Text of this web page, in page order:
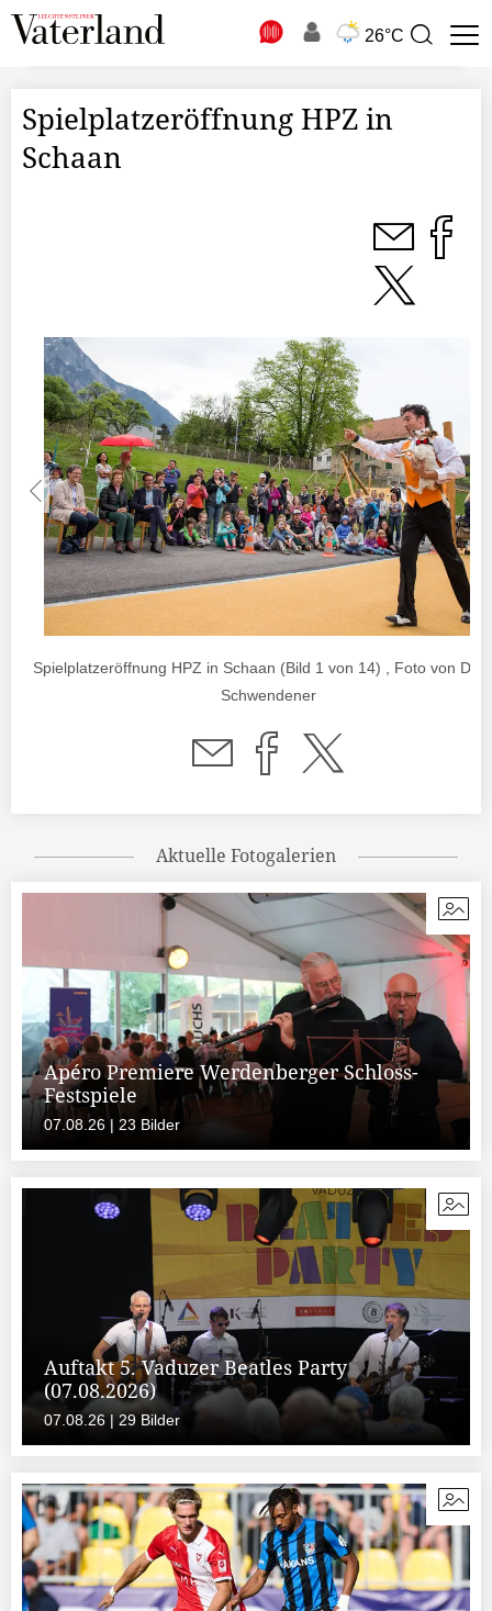
26°C
Suchbegriff
Spielplatzeröffnung HPZ in
Schaan
Spielplatzeröffnung HPZ in Schaan (Bild 1 von 14) , Foto von
Schwendener
Aktuelle Fotogalerien
Apéro Premiere Werdenberger Schloss-
Festspiele
07.08.26 | 23 Bilder
Auftakt 5. Vaduzer Beatles Party
(07.08.2026)
07.08.26 | 29 Bilder